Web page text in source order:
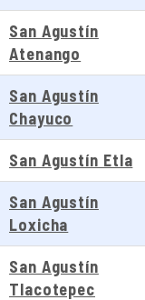
San Agustín
Atenango
San Agustín
Chayuco
San Agustín Etla
San Agustín
Loxicha
San Agustín
Tlacotepec